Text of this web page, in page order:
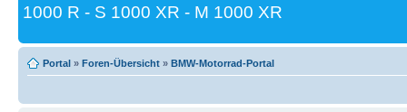
1000 R - S 1000 XR - M 1000 XR
Portal » Foren-Übersicht » BMW-Motorrad-Portal